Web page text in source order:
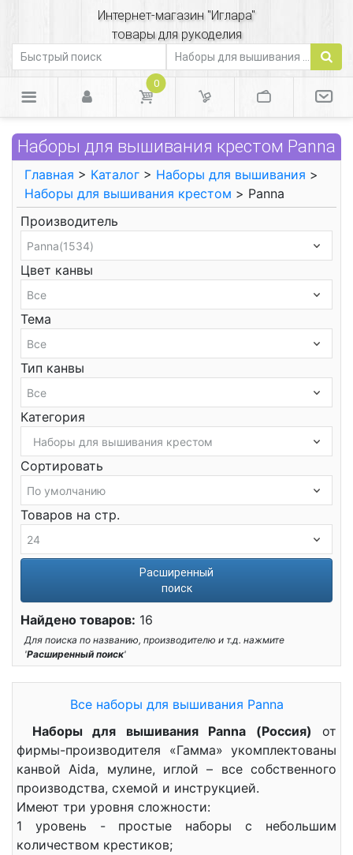
Интернет-магазин "Иглара"
товары для рукоделия
0
Наборы для вышивания крестом Panna
Главная > Каталог > Наборы для вышивания >
Наборы для вышивания крестом > Panna
Производитель
Цвет канвы
Тема
Тип канвы
Категория
Сортировать
Товаров на стр.
Расширенный
поиск
Найдено товаров: 16
Для поиска по названию, производителю и т.д. нажмите
'Расширенный поиск'
Все наборы для вышивания Panna
Наборы для вышивания Panna (Россия) от
фирмы-производителя «Гамма» укомплектованы
канвой Aida, мулине, иглой – все собственного
производства, схемой и инструкцией.
Имеют три уровня сложности:
1 уровень - простые наборы с небольшим
количеством крестиков;